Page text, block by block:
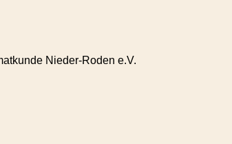
Nieder-Roden e.V.